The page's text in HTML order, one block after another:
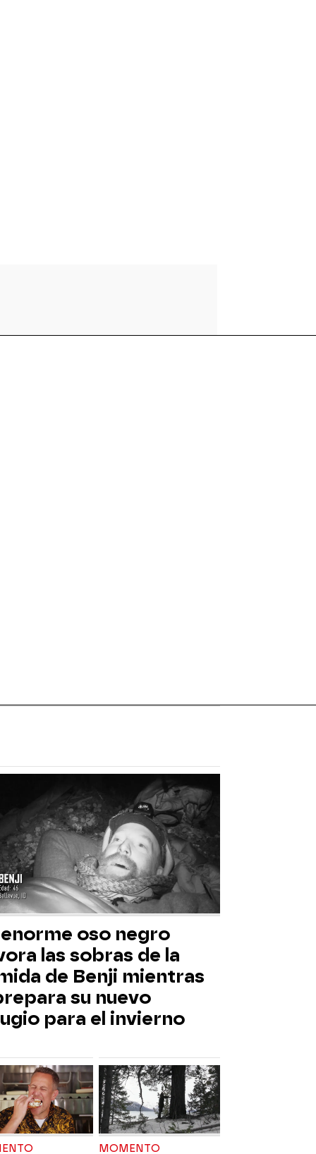
oso negro
las sobras de la
de Benji mientras
su nuevo
para el invierno
MOMENTO